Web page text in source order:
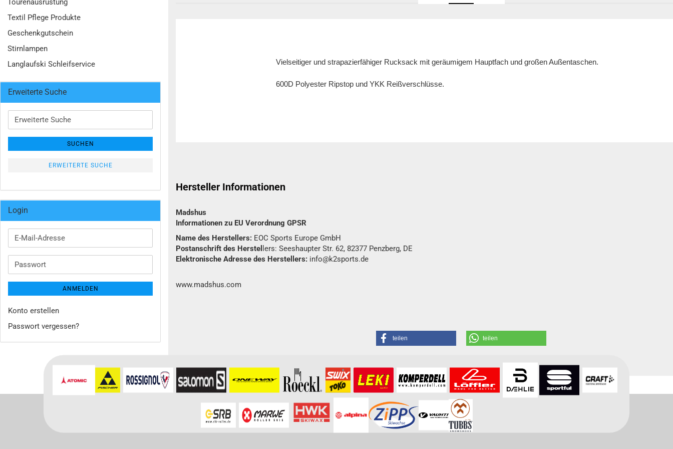
Vielseitiger und strapazierfähiger Rucksack mit geräumigem Hauptfach und großen Außentaschen.
600D Polyester Ripstop und YKK Reißverschlüsse.
Hersteller Informationen
Madshus
Informationen zu EU Verordnung GPSR
Name des Herstellers: EOC Sports Europe GmbH
Postanschrift des Herstel lers: Seeshaupter Str. 62, 82377 Penzberg, DE
Elektronische Adresse des Herstellers: info@k2sports.de
www.madshus.com
teilen teilen
Für weitere Informationen besuchen Sie bitte dieHomepagezu diesem Artikel.
Tourenausrüstung
Textil Pflege Produkte
Geschenkgutschein
Stirnlampen
Langlaufski Schleifservice
Erweiterte Suche
Erweiterte
Suche
SUCHEN
ERWEITERTE SUCHE
Login
E-
Mail-
Passwort
ANMELDEN
Konto erstellen
Passwort vergessen?